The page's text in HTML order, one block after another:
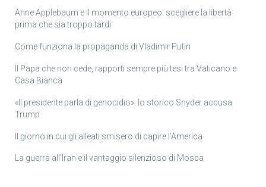
Anne Applebaum e il momento europeo: scegliere la libertà
prima che sia troppo tardi
Come funziona la propaganda di Vladimir Putin
Il Papa che non cede, rapporti sempre più tesi tra Vaticano e
Casa Bianca
«Il presidente parla di genocidio»: lo storico Snyder accusa
Trump
Il giorno in cui gli alleati smisero di capire l’America
La guerra all’Iran e il vantaggio silenzioso di Mosca